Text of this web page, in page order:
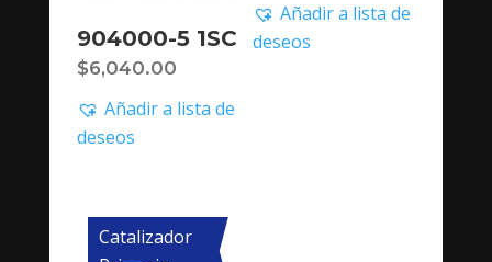
904000-5 1SC
$6,040.00
Añadir a lista de
deseos
Añadir a lista de
deseos
Catalizador